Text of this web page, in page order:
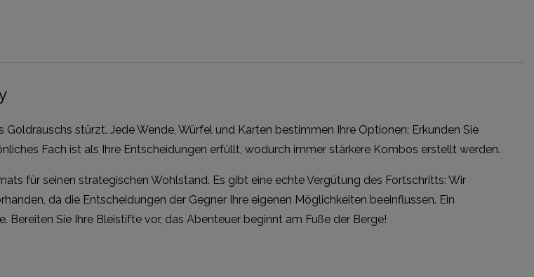
stürzt. Jede Wende, Würfel und Karten bestimmen Ihre Optionen: Erkunden Sie
Fach ist als Ihre Entscheidungen erfüllt, wodurch immer stärkere Kombos erstellt werden.
für seinen strategischen Wohlstand. Es gibt eine echte Vergütung des Fortschritts: Wir
da die Entscheidungen der Gegner Ihre eigenen Möglichkeiten beeinflussen. Ein
Sie Ihre Bleistifte vor, das Abenteuer beginnt am Fuße der Berge!